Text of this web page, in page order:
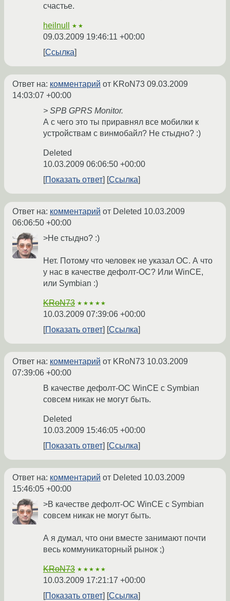
счастье.
heilnull ★★
09.03.2009 19:46:11 +00:00
Ссылка
Ответ на: комментарий от KRoN73 09.03.2009
14:03:07 +00:00
> SPB GPRS Monitor.
А с чего это ты приравнял все мобилки к
устройствам с винмобайл? Не стыдно? :)
Deleted
10.03.2009 06:06:50 +00:00
Показать ответ
Ссылка
Ответ на: комментарий от Deleted 10.03.2009
06:06:50 +00:00
>Не стыдно? :)
Нет. Потому что человек не указал ОС. А что
у нас в качестве дефолт-ОС? Или WinCE,
или Symbian :)
KRoN73 ★★★★★
10.03.2009 07:39:06 +00:00
Показать ответ
Ссылка
Ответ на: комментарий от KRoN73 10.03.2009
07:39:06 +00:00
В качестве дефолт-ОС WinCE с Symbian
совсем никак не могут быть.
Deleted
10.03.2009 15:46:05 +00:00
Показать ответ
Ссылка
Ответ на: комментарий от Deleted 10.03.2009
15:46:05 +00:00
>В качестве дефолт-ОС WinCE с Symbian
совсем никак не могут быть.
А я думал, что они вместе занимают почти
весь коммуникаторный рынок ;)
KRoN73 ★★★★★
10.03.2009 17:21:17 +00:00
Показать ответ
Ссылка